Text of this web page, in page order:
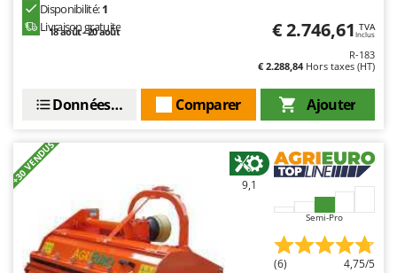
Disponibilité:1
Livraison gratuite
18 août - 20 août € 2.746,61 TVA
Inclus
R-183
€ 2.288,84Hors taxes (HT)
Ajouter
Comparer
Données techniques
+30 VENDUS 9,1
Semi-Pro
(6) 4,75/5